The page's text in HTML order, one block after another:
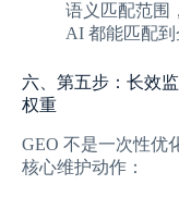
语义匹配范围
AI 都能匹配到
六、第五步：长效
权重
GEO 不是一次性优
核心维护动作：